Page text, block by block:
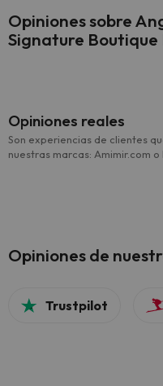
Opiniones sobre
Signature
Opiniones reales
Son experiencias de clientes
nuestras marcas: Amimir.com o
Opiniones de
Trustpilot